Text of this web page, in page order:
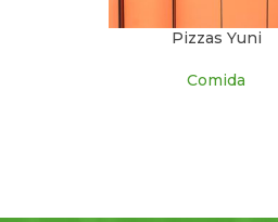
Pizzas Yuni
Comida